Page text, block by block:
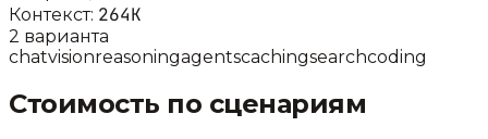
Контекст: 264K
2 варианта
chatvisionreasoningagentscachingsearchcoding
Стоимость по сценариям